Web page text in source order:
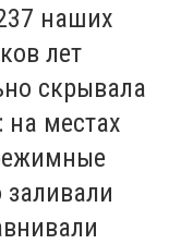
наших
лет
скрывала
на местах